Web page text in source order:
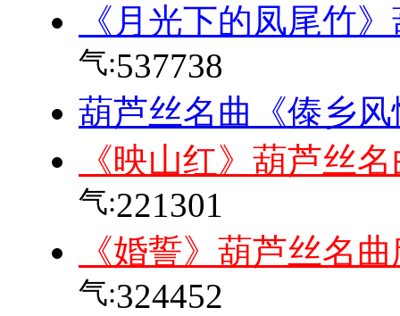
《月光下的凤尾竹
气:537738
葫芦丝名曲《傣乡
《映山红》葫芦丝
气:221301
《婚誓》葫芦丝名
气:324452